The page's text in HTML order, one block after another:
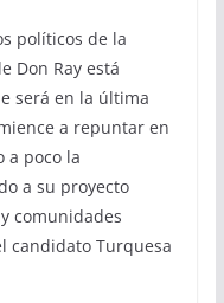
políticos de la
Don Ray está
será en la última
a repuntar en
a poco la
a su proyecto
comunidades
candidato Turquesa